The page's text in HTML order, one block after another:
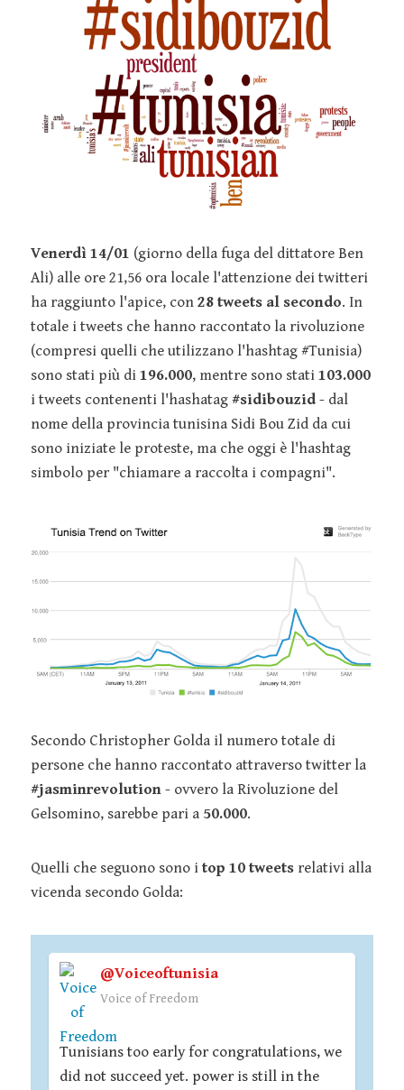
Venerdì 14/01 (giorno della fuga del dittatore Ben
Ali) alle ore 21,56 ora locale l'attenzione dei twitteri
ha raggiunto l'apice, con 28 tweets al secondo. In
totale i tweets che hanno raccontato la rivoluzione
(compresi quelli che utilizzano l'hashtag #Tunisia)
sono stati più di 196.000, mentre sono stati 103.000
i tweets contenenti l'hashatag #sidibouzid- dal
nome della provincia tunisina Sidi Bou Zid da cui
sono iniziate le proteste, ma che oggi è l'hashtag
simbolo per "chiamare a raccolta i compagni".
Secondo Christopher Golda il numero totale di
persone che hanno raccontato attraverso twitter la
#jasminrevolution - ovvero la Rivoluzione del
Gelsomino, sarebbe pari a 50.000.
Quelli che seguono sono i top 10 tweets relativi alla
vicenda secondo Golda:
@Voiceoftunisia
Voice of Freedom
Tunisians too early for congratulations, we
did not succeed yet. power is still in the